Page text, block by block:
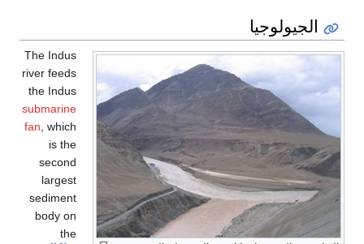
الجيولوجيا
The Indus
river feeds
the Indus
submarine
fan, which
is the
second
largest
sediment
body on
the